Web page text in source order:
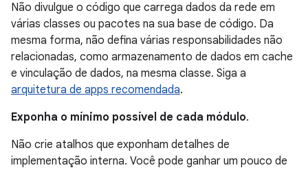
Não divulgue o código que carrega dados da rede em
várias classes ou pacotes na sua base de código. Da
mesma forma, não defina várias responsabilidades não
relacionadas, como armazenamento de dados em cache
e vinculação de dados, na mesma classe. Siga a
arquitetura de apps recomendada.
Exponha o mínimo possível de cada módulo.
Não crie atalhos que exponham detalhes de
implementação interna. Você pode ganhar um pouco de